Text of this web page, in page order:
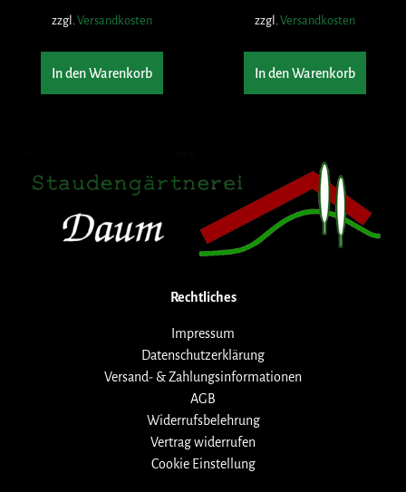
zzgl.Versandkosten
In den Warenkorb
zzgl.Versandkosten
In den Warenkorb
Rechtliches
Impressum
Datenschutzerklärung
Versand- & Zahlungsinformationen
AGB
Widerrufsbelehrung
Vertrag widerrufen
Cookie Einstellung